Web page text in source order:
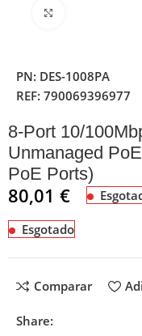
PN: DES-1008PA
REF:790069396977
8-Port 10/
Unmanaged
PoE Ports)
80,01€
Esgotado
Comparar
Share: